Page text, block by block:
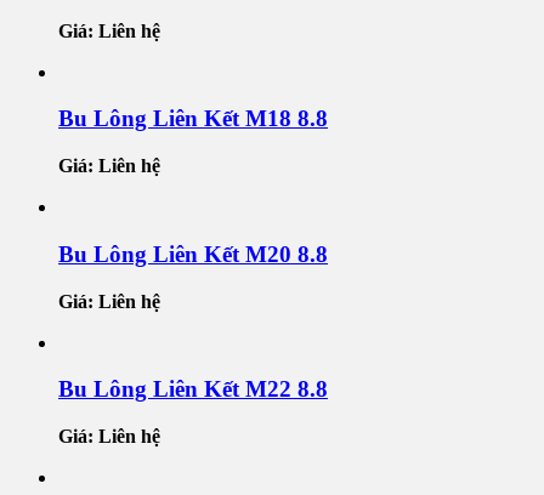
Giá: Liên hệ
Bu Lông Liên Kết M18 8.8
Giá: Liên hệ
Bu Lông Liên Kết M20 8.8
Giá: Liên hệ
Bu Lông Liên Kết M22 8.8
Giá: Liên hệ